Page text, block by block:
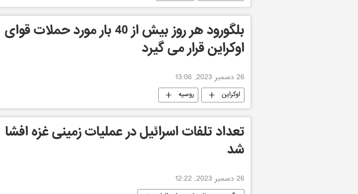
بلگورود هر روز بیش از 40 بار مورد حملات قوای
اوکراین قرار می گیرد
26 دسمبر 2023, 13:06
اوکراین روسیه
تعداد تلفات اسرائیل در عملیات زمینی غزه افشا
شد
26 دسمبر 2023, 12:22